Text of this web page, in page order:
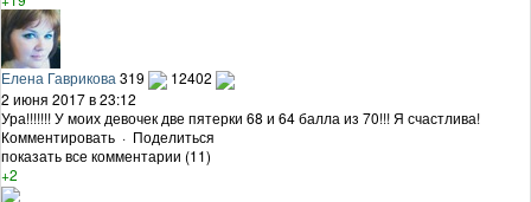
Елена Гаврикова 319
12402
2 июня 2017 в 23:12
Ура!!!!!!! У моих девочек две пятерки 68 и 64 балла из 70!!! Я счастлива!
Комментировать · Поделиться
показать все комментарии (11)
+2